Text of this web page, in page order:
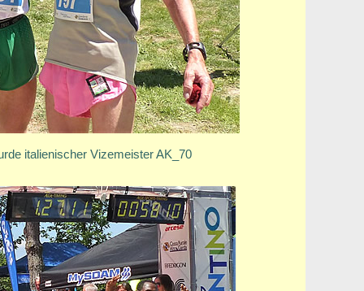
italienischer Vizemeister AK_70